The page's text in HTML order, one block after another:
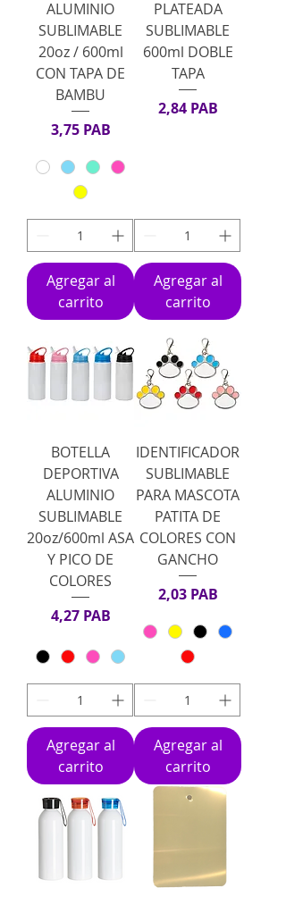
ALUMINIO
SUBLIMABLE
20oz / 600ml
CON TAPA DE
BAMBU
Precio
3,75 PAB
Agregar al
carrito
PLATEADA
SUBLIMABLE
600ml DOBLE
TAPA
Precio
2,84 PAB
Agregar al
carrito
BOTELLA
DEPORTIVA
ALUMINIO
SUBLIMABLE
20oz/600ml ASA
Y PICO DE
COLORES
Precio
4,27 PAB
Agregar al
carrito
IDENTIFICADOR
SUBLIMABLE
PARA MASCOTA
PATITA DE
COLORES CON
GANCHO
Precio
2,03 PAB
Agregar al
carrito